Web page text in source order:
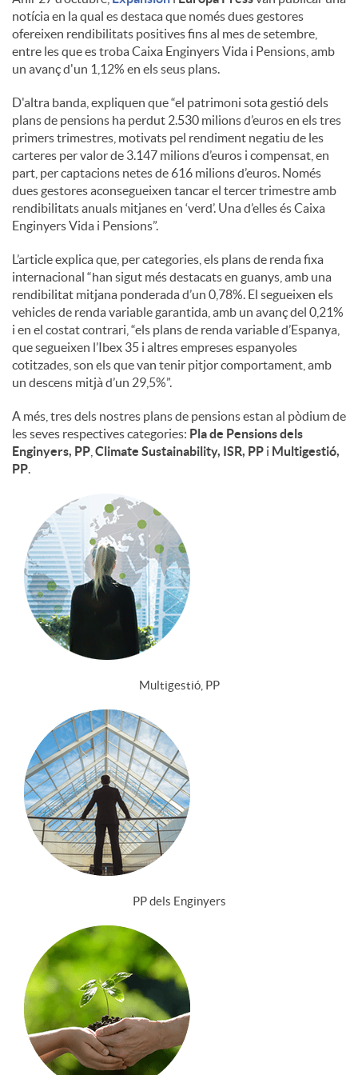
notícia en la qual es destaca que només dues gestores
ofereixen rendibilitats positives fins al mes de setembre,
entre les que es troba Caixa Enginyers Vida i Pensions, amb
un avanç d'un 1,12% en els seus plans.
D'altra banda, expliquen que “el patrimoni sota gestió dels
plans de pensions ha perdut 2.530 milions d’euros en els tres
primers trimestres, motivats pel rendiment negatiu de les
carteres per valor de 3.147 milions d’euros i compensat, en
part, per captacions netes de 616 milions d’euros. Només
dues gestores aconsegueixen tancar el tercer trimestre amb
rendibilitats anuals mitjanes en ‘verd’. Una d’elles és Caixa
Enginyers Vida i Pensions”.
L’article explica que, per categories, els plans de renda fixa
internacional “han sigut més destacats en guanys, amb una
rendibilitat mitjana ponderada d’un 0,78%. El segueixen els
vehicles de renda variable garantida, amb un avanç del 0,21%
i en el costat contrari, “els plans de renda variable d’Espanya,
que segueixen l’Ibex 35 i altres empreses espanyoles
cotitzades, son els que van tenir pitjor comportament, amb
un descens mitjà d’un 29,5%”.
A més, tres dels nostres plans de pensions estan al pòdium de
les seves respectives categories: Pla de Pensions dels
Enginyers, PP Climate Sustainability, ISR, PP i Multigestió,
PP.
Multigestió, PP
PP dels Enginyers